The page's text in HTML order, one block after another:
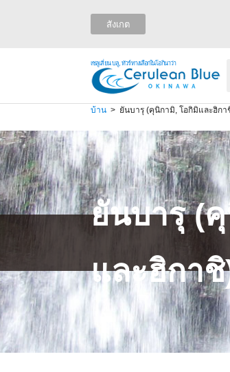
สังเกต
เซลูเลี่ยน บลู, ทัวร์ทางเลือกในโอกินาว่า
บ้าน ยันบารุ (คุนิกามิ, โอกิมิและฮิกา
ยันบารุ (
และฮิกา